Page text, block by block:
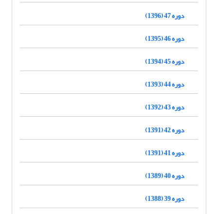
دوره 47 (1396)
دوره 46 (1395)
دوره 45 (1394)
دوره 44 (1393)
دوره 43 (1392)
دوره 42 (1391)
دوره 41 (1391)
دوره 40 (1389)
دوره 39 (1388)